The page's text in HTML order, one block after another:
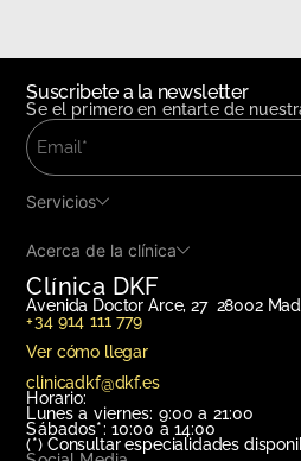
Clínica DKF
Avenida Doctor Arce, 27 28002
+34 914 111 779
Ver cómo llegar
clinicadkf@dkf.es
Horario:
Lunes a viernes: 9:00 a 21:00
Sábados*: 10:00 a 14:00
(*) Consultar especialidades
Suscribete a la newsletter
Se el primero en entarte de
Servicios
Acerca de la clínica